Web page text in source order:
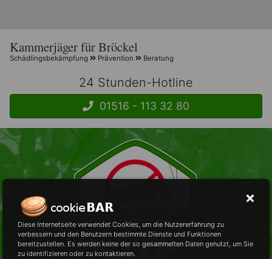
Kammerjäger für Bröckel
Schädlingsbekämpfung Prävention Beratung
24 Stunden-Hotline
01516 - 113 32 80
Diese Internetseite verwendet Cookies, um die Nutzererfahrung zu
verbessern und den Benutzern bestimmte Dienste und Funktionen
bereitzustellen. Es werden keine der so gesammelten Daten genutzt, um Sie
zu identifizieren oder zu kontaktieren.